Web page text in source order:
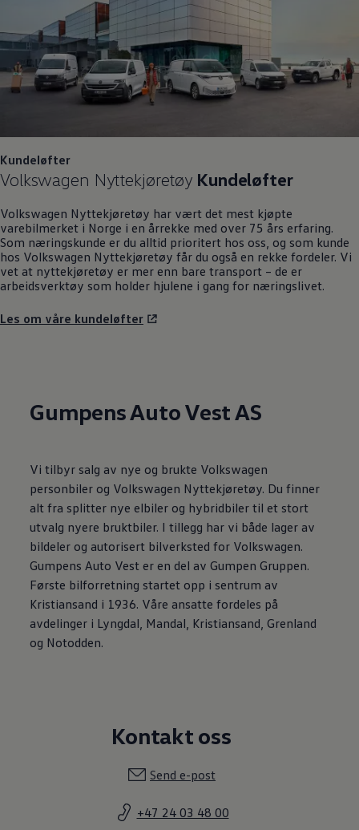
Kundeløfter
Volkswagen Nyttekjøretøy Kundeløfter
Volkswagen Nyttekjøretøy har vært det mest kjøpte
varebilmerket i Norge i en årrekke med over 75 års erfaring.
Som næringskunde er du alltid prioritert hos oss, og som kunde
hos Volkswagen Nyttekjøretøy får du også en rekke fordeler. Vi
vet at nyttekjøretøy er mer enn bare transport – de er
arbeidsverktøy som holder hjulene i gang for næringslivet.
Les om våre kundeløfter
Gumpens Auto Vest AS
Vi tilbyr salg av nye og brukte Volkswagen
personbiler og Volkswagen Nyttekjøretøy. Du finner
alt fra splitter nye elbiler og hybridbiler til et stort
utvalg nyere bruktbiler. I tillegg har vi både lager av
bildeler og autorisert bilverksted for Volkswagen.
Gumpens Auto Vest er en del av Gumpen Gruppen.
Første bilforretning startet opp i sentrum av
Kristiansand i 1936. Våre ansatte fordeles på
avdelinger i Lyngdal, Mandal, Kristiansand, Grenland
og Notodden.
Kontakt oss
Send e-post
+47 24 03 48 00